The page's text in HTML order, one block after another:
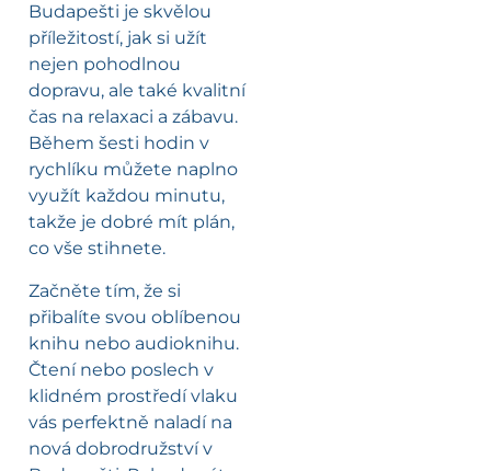
Budapešti je skvělou
příležitostí, jak si užít
nejen pohodlnou
dopravu, ale také kvalitní
čas na relaxaci a zábavu.
Během šesti hodin v
rychlíku můžete naplno
využít každou minutu,
takže je dobré mít plán,
co vše stihnete.
Začněte tím, že si
přibalíte svou oblíbenou
knihu nebo audioknihu.
Čtení nebo poslech v
klidném prostředí vlaku
vás perfektně naladí na
nová dobrodružství v